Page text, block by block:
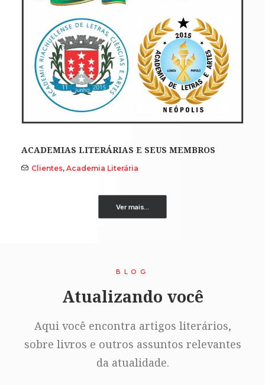
ACADEMIAS LITERÁRIAS E SEUS MEMBROS
Clientes, Academia Literária
Ver mais...
BLOG
Atualizando você
Aqui você encontra artigos literários,
sobre livros e outros assuntos relevantes
da atualidade.